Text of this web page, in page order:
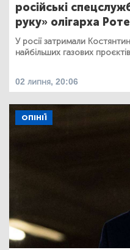
російські
руку» олігарха
У росії затримали
найбільших газових
02 липня, 20:06
ОПІНІЇ